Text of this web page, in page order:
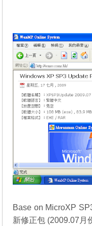
Base on MicroXP
新修正包 (2009.07月